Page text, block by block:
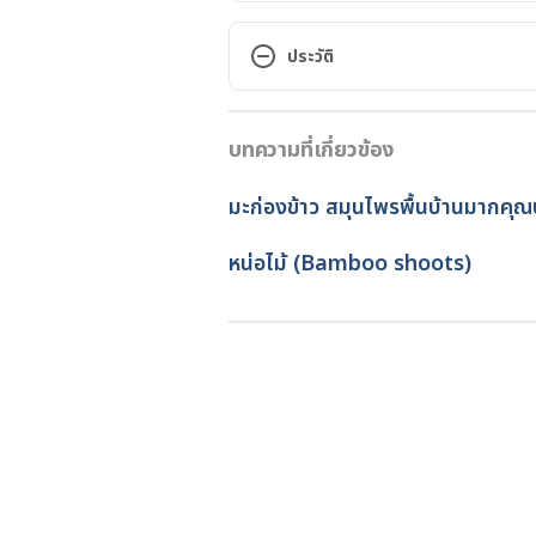
Soybean Oil http://
Accessed July 28, 2017
Soybean Oil: Lurking Danger
oils/soy-bean-oil.aspx Accessed
ประวัติ
08/12/2017
เขียนโดย Ploylada Prommate
ตรวจสอบความถูกต้องของข้อมูล
บทความที่เกี่ยวข้อง
มะก่องข้าว สมุนไพรพื้นบ้านมากคุณ
หน่อไม้ (Bamboo shoots)